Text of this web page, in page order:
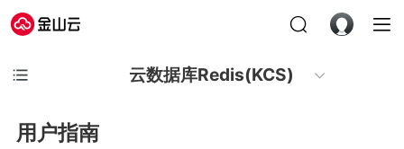
云数据库Redis(KCS)
用户指南